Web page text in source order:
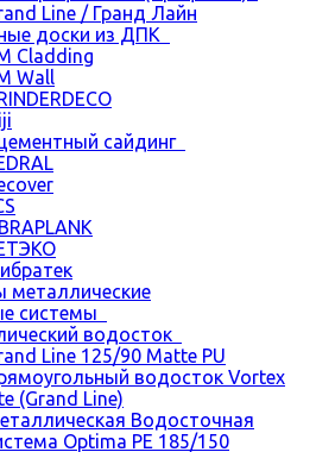
Line / Гранд Лайн
доски из ДПК
Cladding
Wall
сайдинг
металлические
системы
водосток
Line 125/90 Matte PU
водосток Vortex
(Grand Line)
Водосточная
Optima PE 185/150